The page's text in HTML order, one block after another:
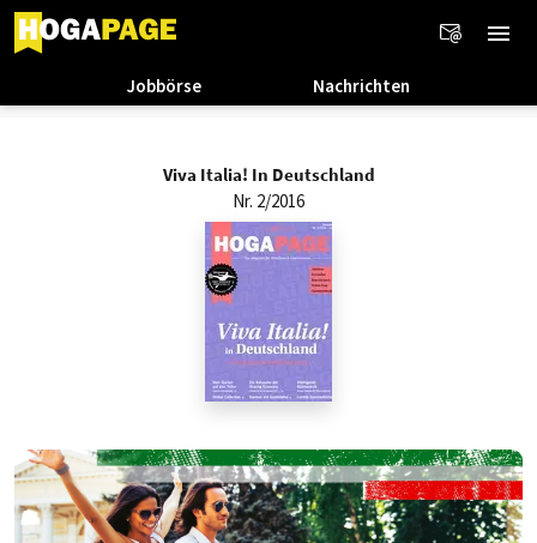
Jobbörse Nachrichten
Viva Italia! In Deutschland
Nr. 2/2016